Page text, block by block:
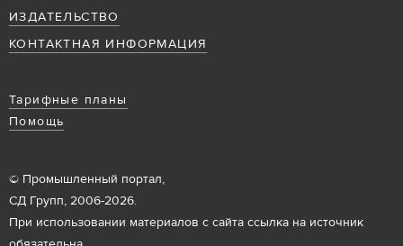
ИЗДАТЕЛЬСТВО
КОНТАКТНАЯ ИНФОРМАЦИЯ
Тарифные планы
Помощь
© Промышленный портал,
СД Групп, 2006-2026.
При использовании материалов с сайта ссылка на источник